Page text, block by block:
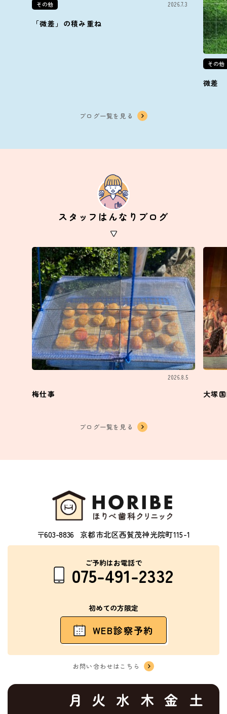
その他 2026.7.3
「微差」の積み重ね
その他
微差
ブログ一覧を見る
スタッフはんなりブログ
2026.8.5
梅仕事 大塚
ブログ一覧を見る
〒603-8836 京都市北区西賀茂神光院町115-1
ご予約はお電話で
075-491-2332
初めての方限定
WEB診察予約
お問い合わせはこちら